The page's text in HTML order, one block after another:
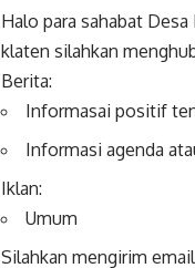
Halo para sahabat
klaten silahkan
Berita:
Informasai positif
Informasi agenda
Iklan:
Umum
Silahkan mengirim